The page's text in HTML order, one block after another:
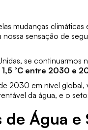
mudanças
sensação de
se continuarmos
1,5 °C entre 2030 e
2030 em nível global,
da água, e o
Água e